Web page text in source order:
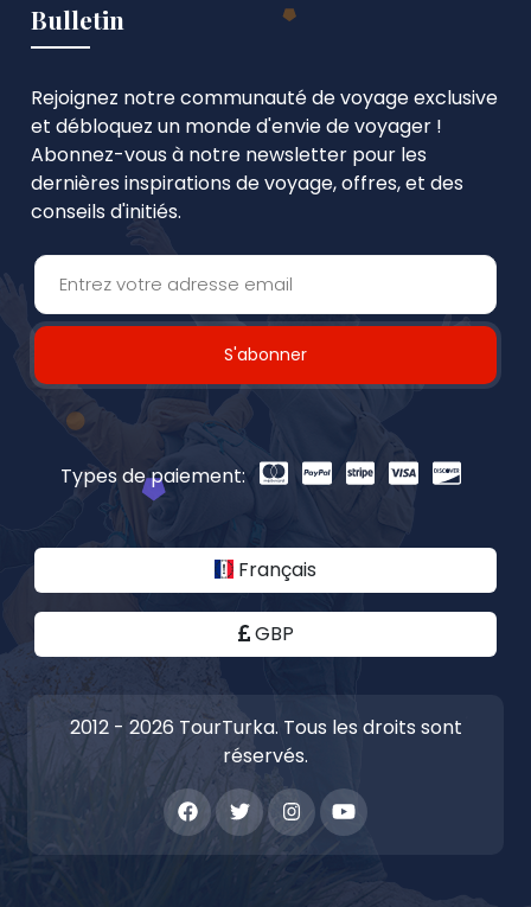
Bulletin
Rejoignez notre communauté de voyage exclusive
et débloquez un monde d'envie de voyager !
Abonnez-vous à notre newsletter pour les
dernières inspirations de voyage, offres, et des
conseils d'initiés.
S'abonner
Types de paiement:
Français
GBP
2012 - 2026 TourTurka. Tous les droits sont
réservés.